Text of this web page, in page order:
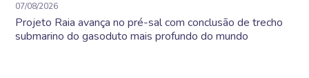
07/08/2026
Projeto Raia avança no pré-sal com conclusão de trecho
submarino do gasoduto mais profundo do mundo